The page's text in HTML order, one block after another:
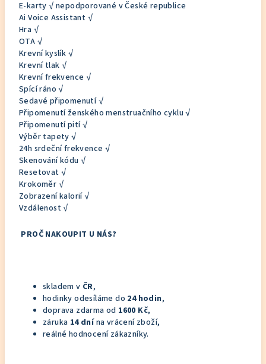
E-karty √ nepodporované v České republice
Ai Voice Assistant √
Hra √
OTA √
Krevní kyslík √
Krevní tlak √
Krevní frekvence √
Spící ráno √
Sedavé připomenutí √
Připomenutí ženského menstruačního cyklu √
Připomenutí pití √
Výběr tapety √
24h srdeční frekvence √
Skenování kódu √
Resetovat √
Krokoměr √
Zobrazení kalorií √
Vzdálenost √
PROČ NAKOUPIT U NÁS?
skladem v ČR,
hodinky odesíláme do 24 hodin,
doprava zdarma od 1600 Kč,
záruka 14 dnína vrácení zboží,
reálné hodnocení zákazníky.